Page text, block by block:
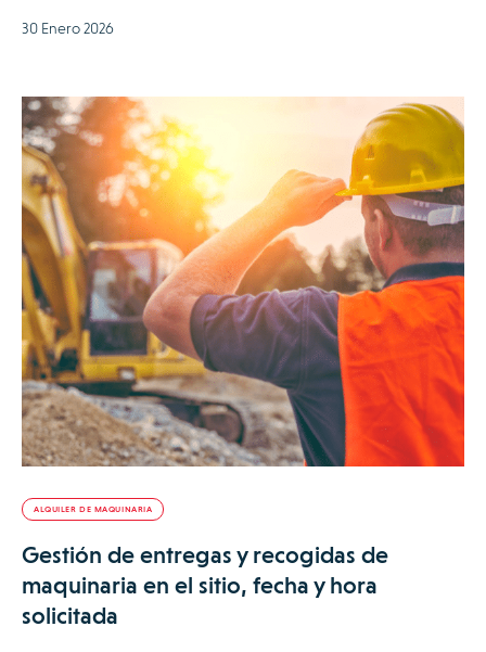
30 Enero 2026
ALQUILER DE MAQUINARIA
Gestión de entregas y recogidas de
maquinaria en el sitio, fecha y hora
solicitada